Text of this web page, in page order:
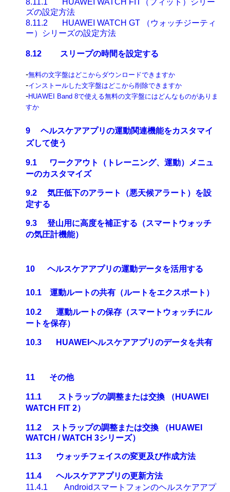
8.11.1
HUAWEI WATCH FIT（フィット） シリー
ズの設定方法
8.11.2
HUAWEI WATCH GT
（ウォッチジーティ
ー） シリーズの設定方法
8.12 スリープの時間を設定する
-無料の文字盤はどこからダウンロードできますか
-インストールした文字盤はどこから削除できますか
-HUAWEI Band 8で使える無料の文字盤にはどんなものがありま
すか
9
ヘルスケアアプリの運動関連機能をカスタマイ
ズして使う
9.1
ワークアウト（トレーニング、運動）メニュ
ーのカスタマイズ
9.2
気圧低下のアラート（悪天候アラート）を設
定する
9.3
登山用に高度を補正する（スマートウォッチ
の気圧計機能）
10 ヘルスケアアプリの運動データを活用する
10.1 運動ルートの共有（ルートをエクスポート）
10.2
運動ルートの保存（スマートウォッチにル
ートを保存）
10.3 HUAWEIヘルスケアアプリのデータを共有
11 その他
11.1 ストラップの調整または交換
（HUAWEI
WATCH FIT 2）
11.2 ストラップの調整または交換 （ HUAWEI
WATCH / WATCH 3シリーズ）
11.3 ウォッチフェイスの変更及び作成方法
11.4
ヘルスケアアプリの更新方法
11.4.1
Android スマートフォンのヘルスケアアプ